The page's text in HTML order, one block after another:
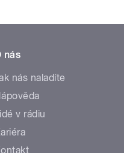
nás
nás naladíte
v rádiu